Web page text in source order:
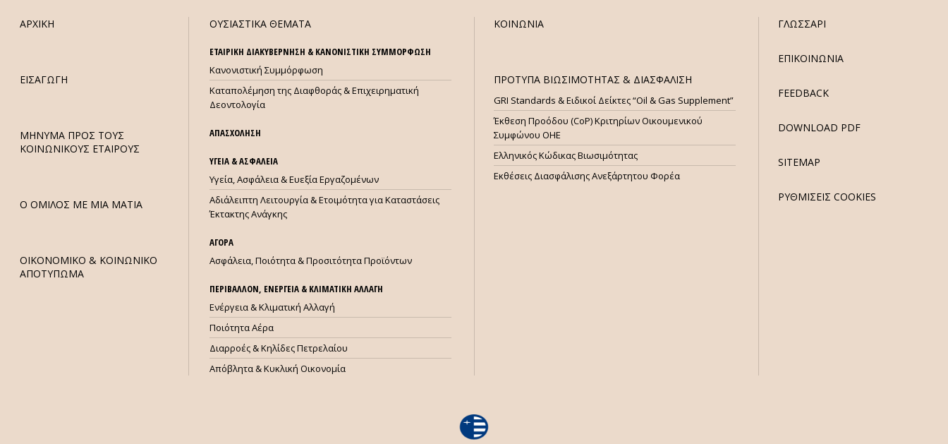
ΑΡΧΙΚΗ
ΕΙΣΑΓΩΓΗ
ΜHΝΥΜΑ ΠΡΟΣ ΤΟΥΣ
ΚΟΙΝΩΝΙΚΟΥΣ ΕΤΑΙΡΟΥΣ
Ο ΟΜΙΛΟΣ ΜΕ ΜΙΑ ΜΑΤΙΑ
ΟΙΚΟΝΟΜΙΚΟ & ΚΟΙΝΩΝΙΚΟ
ΑΠΟΤΥΠΩΜΑ
ΟΥΣΙΑΣΤΙΚΑ ΘΕΜΑΤΑ
ΕΤΑΙΡΙΚΗ ΔΙΑΚΥΒΕΡΝΗΣΗ & ΚΑΝΟΝΙΣΤΙΚΗ ΣΥΜΜΟΡΦΩΣΗ
Κανονιστική Συμμόρφωση
Καταπολέμηση της Διαφθοράς & Επιχειρηματική
Δεοντολογία
ΑΠΑΣΧΟΛΗΣΗ
ΥΓΕΙΑ & ΑΣΦΑΛΕΙΑ
Υγεία, Ασφάλεια & Ευεξία Εργαζομένων
Αδιάλειπτη Λειτουργία & Ετοιμότητα για Καταστάσεις
Έκτακτης Ανάγκης
ΑΓΟΡΑ
Ασφάλεια, Ποιότητα & Προσιτότητα Προϊόντων
ΠΕΡΙΒΑΛΛΟΝ, ΕΝΕΡΓΕΙΑ & ΚΛΙΜΑΤΙΚΗ ΑΛΛΑΓΗ
Ενέργεια & Κλιματική Αλλαγή
Ποιότητα Αέρα
Διαρροές & Κηλίδες Πετρελαίου
Απόβλητα & Κυκλική Οικονομία
ΚΟΙΝΩΝΙΑ
ΠΡΟΤΥΠΑ ΒΙΩΣΙΜΟΤΗΤΑΣ & ΔΙΑΣΦΑΛΙΣΗ
GRI Standards & Ειδικοί Δείκτες “Oil & Gas Supplement”
Έκθεση Προόδου (CoP) Κριτηρίων Οικουμενικού
Συμφώνου ΟΗΕ
Ελληνικός Κώδικας Βιωσιμότητας
Εκθέσεις Διασφάλισης Ανεξάρτητου Φορέα
ΓΛΩΣΣΑΡΙ
ΕΠΙΚΟΙΝΩΝΙΑ
FEEDBACK
DOWNLOAD PDF
SITEMAP
ΡΥΘΜΙΣΕΙΣ COOKIES